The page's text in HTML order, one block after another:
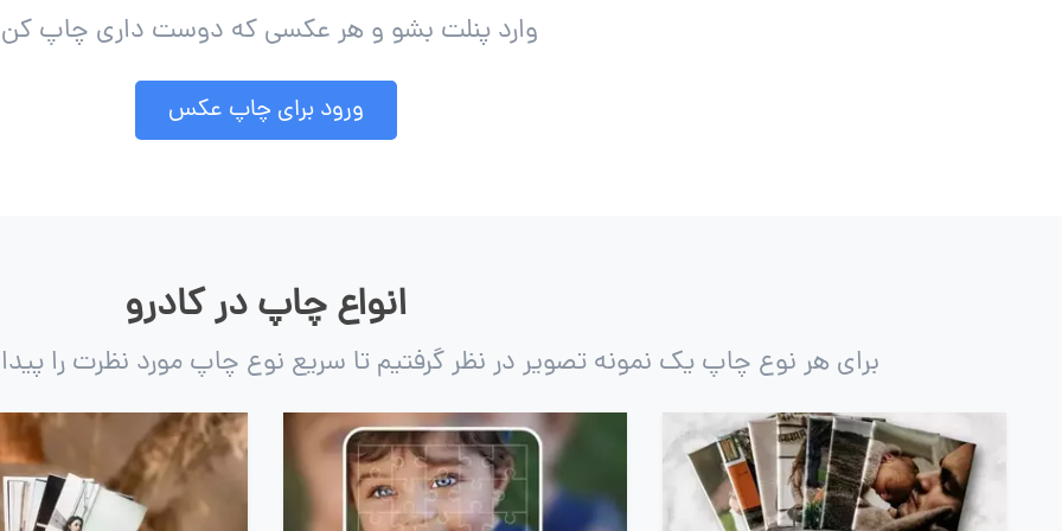
وارد پنلت بشو و هر عکسی که دوست داری چاپ
ورود برای چاپ عکس
انواع چاپ در کادرو
برای هر نوع چاپ یک نمونه تصویر در نظر گرفتیم تا سریع نوع چاپ مورد نظرت را